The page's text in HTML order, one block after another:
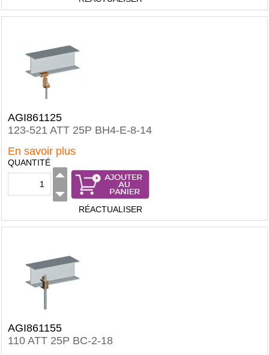
AGI861125
123-521 ATT 25P BH4-E-8-14
En savoir plus
QUANTITÉ
RÉACTUALISER
AGI861155
110 ATT 25P BC-2-18